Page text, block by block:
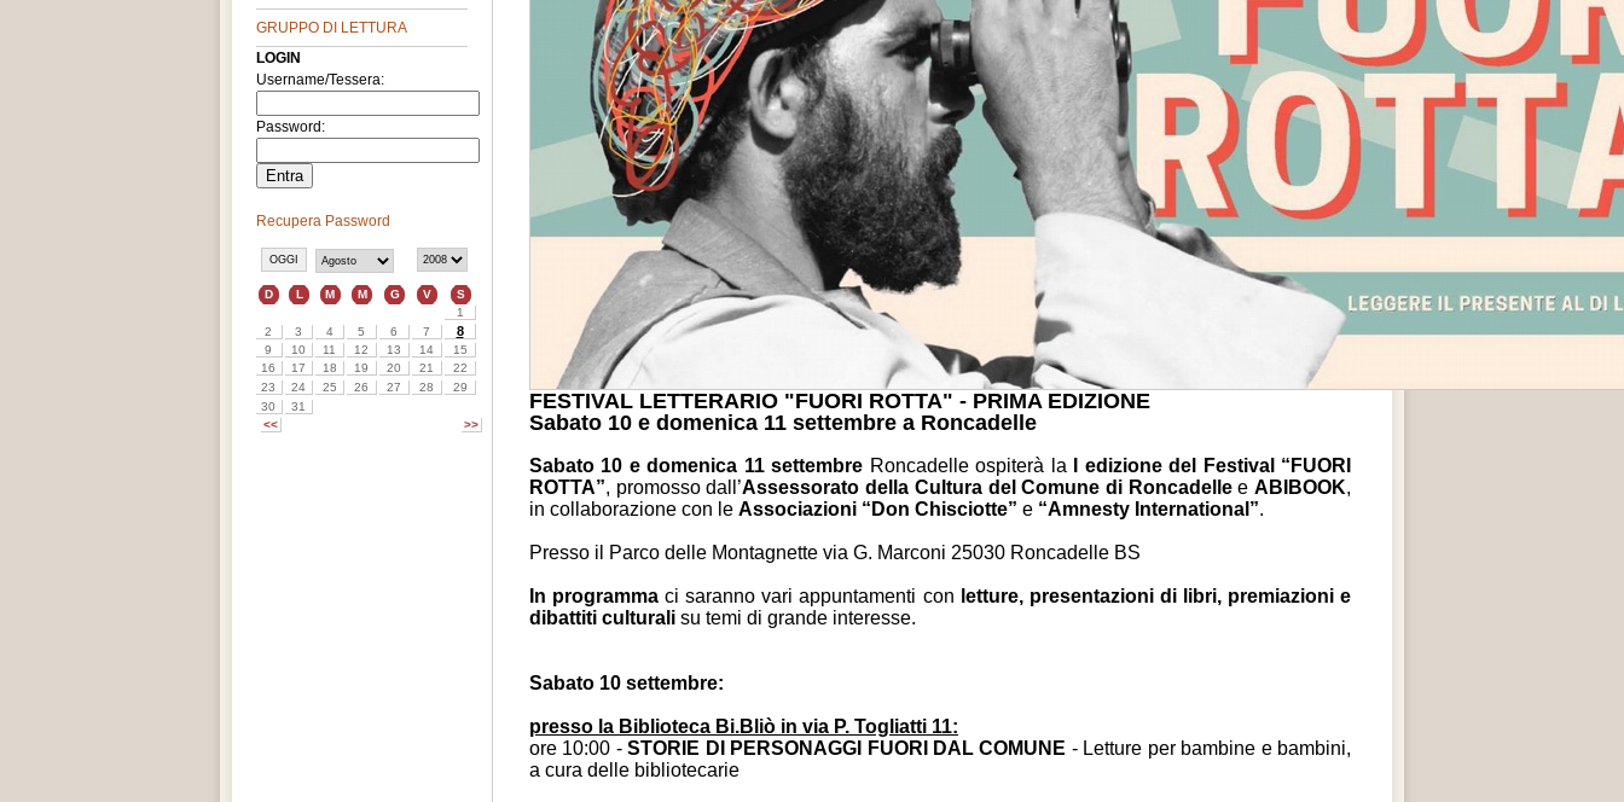
GRUPPO DI LETTURA
LOGIN
Username/Tessera:
Password:
Recupera Password
FESTIVAL LETTERARIO "FUORI ROTTA" - PRIMA EDIZIONE
Sabato 10 e domenica 11 settembre a Roncadelle
Sabato 10 e domenica 11 settembre Roncadelle ospiterà la
I edizione del Festival “FUORI
ROTTA”, promosso dall’Assessorato della Cultura del Comune di RoncadelleeABIBOOK,
in collaborazione con le Associazioni “Don Chisciotte” e “Amnesty International”.
Presso il Parco delle Montagnette via G. Marconi 25030 Roncadelle BS
In programma ci saranno vari appuntamenti con letture, presentazioni di libri, premiazioni e
dibattiti culturali su temi di grande interesse.
Sabato 10 settembre:
presso la Biblioteca Bi.Bliò in via P. Togliatti 11:
ore 10:00 -STORIE DI PERSONAGGI FUORI DAL COMUNE - Letture per bambine e bambini,
a cura delle bibliotecarie